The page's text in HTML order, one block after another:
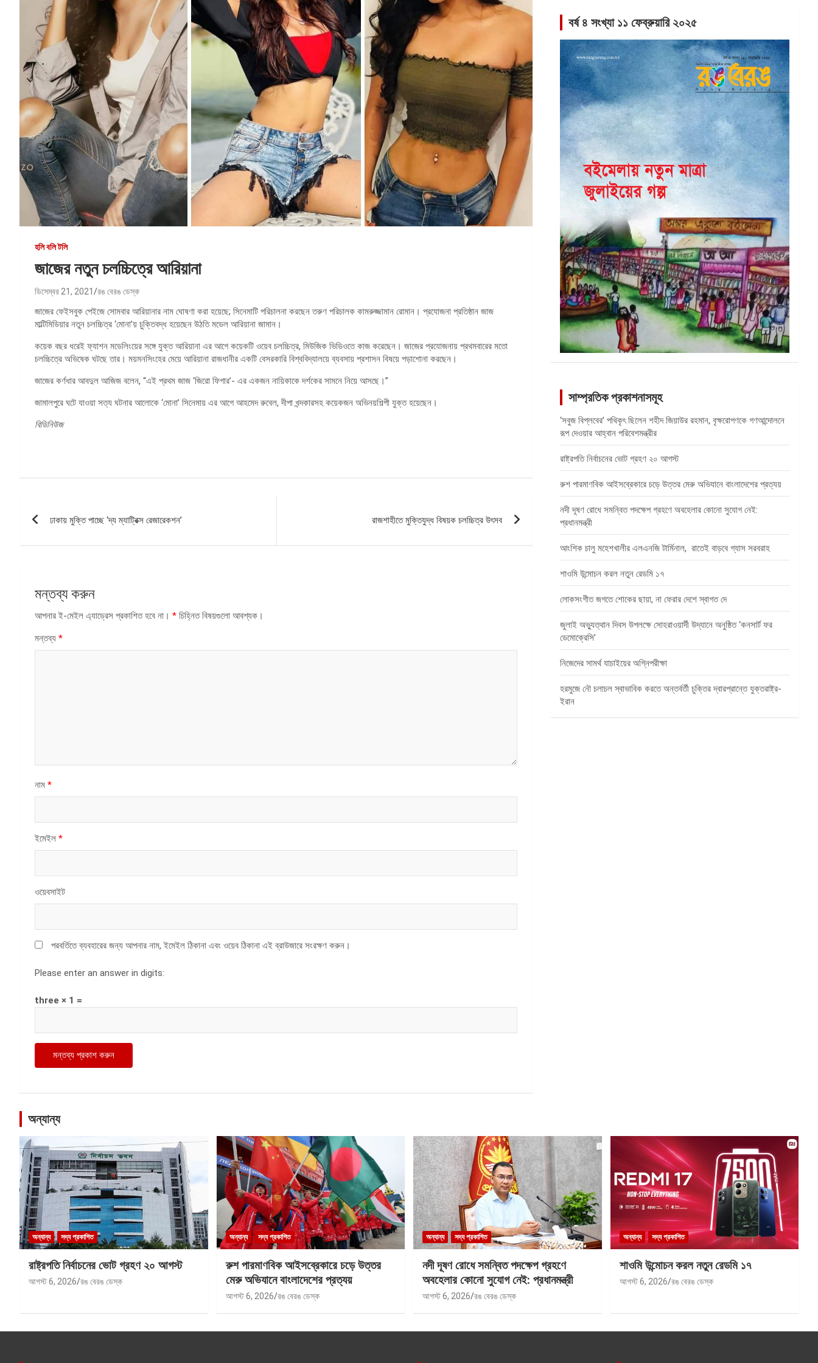
হলি বলি টলি
জাজের নতুন চলচ্চিত্রে আরিয়ানা
ডিসেম্বর 21, 2021 রঙ বেরঙ ডেস্ক
জাজের ফেইসবুক পেইজে সোমবার আরিয়ানার নাম ঘোষণা করা হয়েছে; সিনেমাটি পরিচালনা করছেন তরুণ পরিচালক কামরুজ্জামান রোমান। প্রযোজনা প্রতিষ্ঠান জাজ
মাল্টিমিডিয়ার নতুন চলচ্চিত্র ‘মোনা’য় চুক্তিবদ্ধ হয়েছেন উঠতি মডেল আরিয়ানা জামান।
কয়েক বছর ধরেই ফ্যাশন মডেলিংয়ের সঙ্গে যুক্ত আরিয়ানা এর আগে কয়েকটি ওয়েব চলচ্চিত্র, মিউজিক ভিডিওতে কাজ করেছেন। জাজের প্রযোজনায় প্রথমবারের মতো
চলচ্চিত্রে অভিষেক ঘটছে তার। ময়মনসিংহের মেয়ে আরিয়ানা রাজধানীর একটি বেসরকারি বিশ্ববিদ্যালয়ে ব্যবসায় প্রশাসন বিষয়ে পড়াশোনা করছেন।
জাজের কর্ণধার আবদুল আজিজ বলেন, “এই প্রথম জাজ ‘জিরো ফিগার’- এর একজন নায়িকাকে দর্শকের সামনে নিয়ে আসছে।”
জামালপুরে ঘটে যাওয়া সত্য ঘটনার আলোকে ‘মোনা’ সিনেমায় এর আগে আহমেদ রুবেল, দীপা খন্দকারসহ কয়েকজন অভিনয়শিল্পী যুক্ত হয়েছেন।
বিডিনিউজ
ন্যাভিগেশন
ঢাকায় মুক্তি পাচ্ছে ‘দ্য ম্যাট্রিক্স রেজারেকশন’ রাজশাহীতে মুক্তিযুদ্ধ বিষয়ক চলচ্চিত্র উৎসব
মন্তব্য করুন
আপনার ই-মেইল এ্যাড্রেস প্রকাশিত হবে না। * চিহ্নিত বিষয়গুলো আবশ্যক।
মন্তব্য *
নাম *
ইমেইল *
ওয়েবসাইট
পরবর্তিতে ব্যবহারের জন্য আপনার নাম, ইমেইল ঠিকানা এবং ওয়েব ঠিকানা এই ব্রাউজারে সংরক্ষণ করুন।
Please enter an answer in digits:
three × 1 =
বর্ষ ৪ সংখ্যা ১১ ফেব্রুয়ারি ২০২৫
সাম্প্রতিক প্রকাশনাসমূহ
‘সবুজ বিপ্লবের’ পথিকৃৎ ছিলেন শহীদ জিয়াউর রহমান, বৃক্ষরোপণকে গণআন্দোলনে
রূপ দেওয়ার আহ্বান পরিবেশমন্ত্রীর
রাষ্ট্রপতি নির্বাচনের ভোট গ্রহণ ২০ আগস্ট
রুশ পারমাণবিক আইসব্রেকারে চড়ে উত্তর মেরু অভিযানে বাংলাদেশের প্রত্যয়
নদী দূষণ রোধে সমন্বিত পদক্ষেপ গ্রহণে অবহেলার কোনো সুযোগ নেই:
প্রধানমন্ত্রী
আংশিক চালু মহেশখালীর এলএনজি টার্মিনাল, রাতেই বাড়বে গ্যাস সরবরাহ
শাওমি উন্মোচন করল নতুন রেডমি ১৭
লোকসংগীত জগতে শোকের ছায়া, না ফেরার দেশে স্বাগত দে
জুলাই অভ্যুত্থান দিবস উপলক্ষে সোহরাওয়ার্দী উদ্যানে অনুষ্ঠিত ‘কনসার্ট ফর
ডেমোক্রেসি’
নিজেদের সামর্থ যাচাইয়ের অগ্নিপরীক্ষা
হরমুজে নৌ চলাচল স্বাভাবিক করতে অন্তর্বর্তী চুক্তির দ্বারপ্রান্তে যুক্তরাষ্ট্র-
ইরান
অন্যান্য
অন্যান্য সদ্য প্রকাশিত
রাষ্ট্রপতি নির্বাচনের ভোট গ্রহণ ২০ আগস্ট
আগস্ট 6, 2026 রঙ বেরঙ ডেস্ক
অন্যান্য সদ্য প্রকাশিত
রুশ পারমাণবিক আইসব্রেকারে চড়ে উত্তর
মেরু অভিযানে বাংলাদেশের প্রত্যয়
আগস্ট 6, 2026 রঙ বেরঙ ডেস্ক
অন্যান্য সদ্য প্রকাশিত
নদী দূষণ রোধে সমন্বিত পদক্ষেপ গ্রহণে
অবহেলার কোনো সুযোগ নেই: প্রধানমন্ত্রী
আগস্ট 6, 2026 রঙ বেরঙ ডেস্ক
অন্যান্য সদ্য প্রকাশিত
শাওমি উন্মোচন করল নতুন রেডমি ১৭
আগস্ট 6, 2026 রঙ বেরঙ ডেস্ক